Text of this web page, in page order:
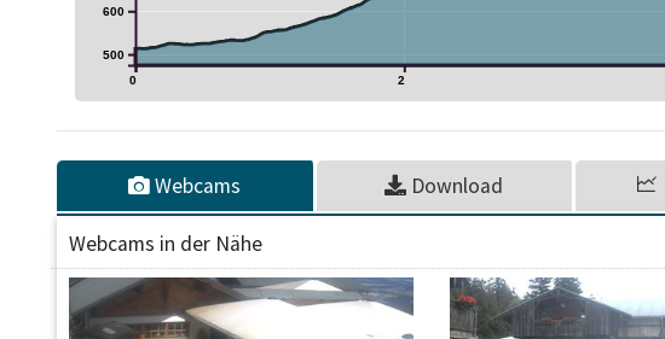
0 2
500
600
Webcams Download
Webcams in der Nähe